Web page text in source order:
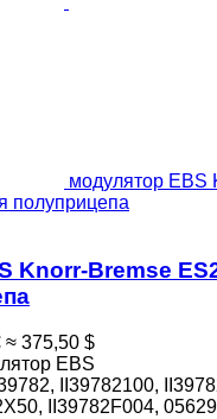
модулятор EBS
полуприцепа
Knorr-Bremse
≈ 375,50 $
EBS
II39782100,
II39782F004,